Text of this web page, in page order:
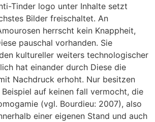
Tinder logo unter Inhalte setzt
Bilder freischaltet. An
herrscht kein Knappheit,
pauschal vorhanden. Sie
kultureller weiters technologischer
hat einander durch Diese die
Nachdruck erhoht. Nur besitzen
auf keinen fall vermocht, die
(vgl. Bourdieu: 2007), also
einer eigenen Stand und auch